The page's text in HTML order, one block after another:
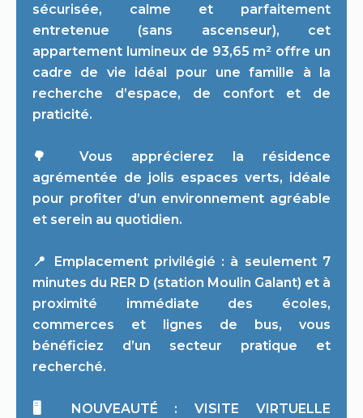
sécurisée, calme et parfaitement
entretenue (sans ascenseur), cet
appartement lumineux de 93,65 m² offre un
cadre de vie idéal pour une famille à la
recherche d’espace, de confort et de
praticité.
🌳 Vous apprécierez la résidence
agrémentée de jolis espaces verts, idéale
pour profiter d’un environnement agréable
et serein au quotidien.
📍 Emplacement privilégié : à seulement 7
minutes du RER D (station Moulin Galant) et à
proximité immédiate des écoles,
commerces et lignes de bus, vous
bénéficiez d’un secteur pratique et
recherché.
🖥️ NOUVEAUTÉ : VISITE VIRTUELLE